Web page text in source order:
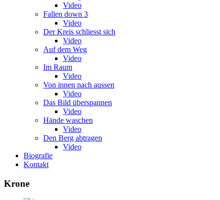
Video
Fallen down 3
Video
Der Kreis schliesst sich
Video
Auf dem Weg
Video
Im Raum
Video
Von innen nach aussen
Video
Das Bild überspannen
Video
Hände waschen
Video
Den Berg abtragen
Video
Biografie
Kontakt
Krone